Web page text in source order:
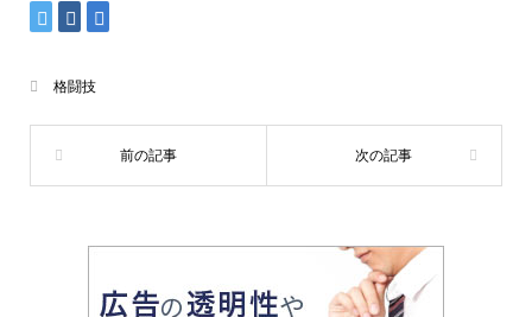
格闘技